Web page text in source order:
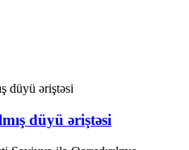
düyü əriştəsi